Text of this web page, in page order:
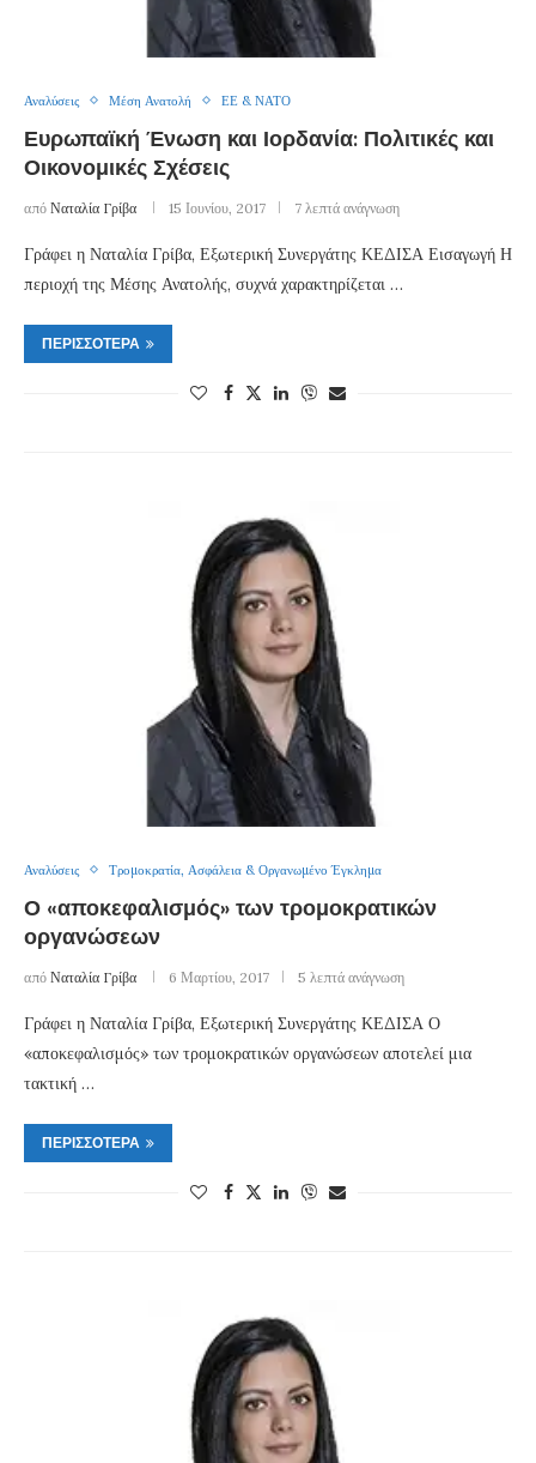
Αναλύσεις Μέση Ανατολή ΕΕ & ΝΑΤΟ
Ευρωπαϊκή Ένωση και Ιορδανία: Πολιτικές και
Οικονομικές Σχέσεις
από Ναταλία Γρίβα 15 Ιουνίου, 2017 7 λεπτά ανάγνωση
Γράφει η Ναταλία Γρίβα, Εξωτερική Συνεργάτης ΚΕΔΙΣΑ Εισαγωγή Η
περιοχή της Μέσης Ανατολής, συχνά χαρακτηρίζεται …
ΠΕΡΙΣΣΌΤΕΡΑ
Αναλύσεις Τρομοκρατία, Ασφάλεια & Οργανωμένο Έγκλημα
Ο «αποκεφαλισμός» των τρομοκρατικών
οργανώσεων
από Ναταλία Γρίβα 6 Μαρτίου, 2017 5 λεπτά ανάγνωση
Γράφει η Ναταλία Γρίβα, Εξωτερική Συνεργάτης ΚΕΔΙΣΑ Ο
«αποκεφαλισμός» των τρομοκρατικών οργανώσεων αποτελεί μια
τακτική …
ΠΕΡΙΣΣΌΤΕΡΑ